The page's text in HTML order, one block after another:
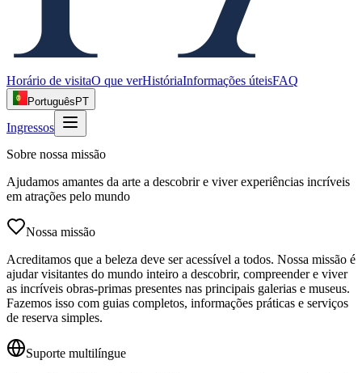
Horário de visitaO que verHistóriaInformações úteisFAQ
Português PT
Ingressos
Sobre nossa missão
Ajudamos amantes da arte a descobrir e viver experiências incríveis
em atrações pelo mundo
Nossa missão
Acreditamos que a beleza deve ser acessível a todos. Nossa missão é
ajudar visitantes do mundo inteiro a descobrir, compreender e viver
as incríveis obras-primas presentes nas principais galerias e museus.
Fazemos isso com guias completos, informações práticas e serviços
de reserva simples.
Suporte multilíngue